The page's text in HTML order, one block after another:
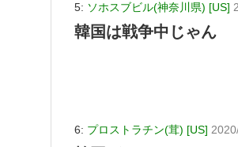
5: ソホスブビル(神奈川県) [US]
韓国は戦争中じゃん
6: プロストラチン(茸) [US]